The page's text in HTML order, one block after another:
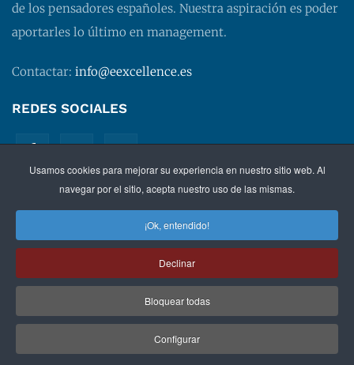
Usamos cookies para mejorar su experiencia en nuestro sitio web. Al
navegar por el sitio, acepta nuestro uso de las mismas.
¡Ok, entendido!
Declinar
Bloquear todas
Configurar
de los pensadores españoles. Nuestra aspiración es poder
aportarles lo último en management.
Contactar: info@eexcellence.es
REDES SOCIALES
©2026 EXECUTIVE EXCELLENCE.Managementpara
Política de privacidad|Aviso legal
contratación